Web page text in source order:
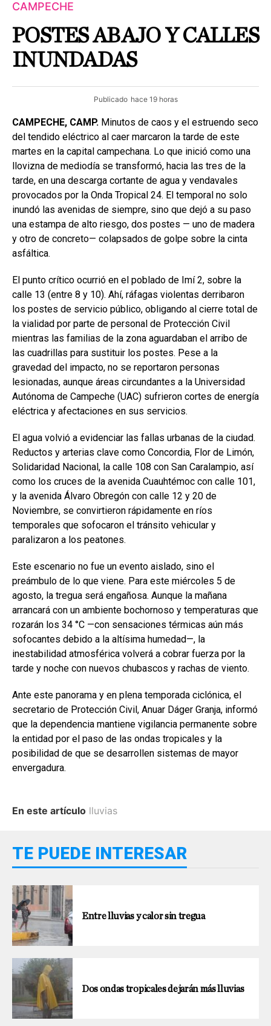
CAMPECHE
POSTES ABAJO Y CALLES
INUNDADAS
Publicado hace 19 horas
CAMPECHE, CAMP. Minutos de caos y el estruendo seco
del tendido eléctrico al caer marcaron la tarde de este
martes en la capital campechana. Lo que inició como una
llovizna de mediodía se transformó, hacia las tres de la
tarde, en una descarga cortante de agua y vendavales
provocados por la Onda Tropical 24. El temporal no solo
inundó las avenidas de siempre, sino que dejó a su paso
una estampa de alto riesgo, dos postes — uno de madera
y otro de concreto— colapsados de golpe sobre la cinta
asfáltica.
El punto crítico ocurrió en el poblado de Imí 2, sobre la
calle 13 (entre 8 y 10). Ahí, ráfagas violentas derribaron
los postes de servicio público, obligando al cierre total de
la vialidad por parte de personal de Protección Civil
mientras las familias de la zona aguardaban el arribo de
las cuadrillas para sustituir los postes. Pese a la
gravedad del impacto, no se reportaron personas
lesionadas, aunque áreas circundantes a la Universidad
Autónoma de Campeche (UAC) sufrieron cortes de energía
eléctrica y afectaciones en sus servicios.
El agua volvió a evidenciar las fallas urbanas de la ciudad.
Reductos y arterias clave como Concordia, Flor de Limón,
Solidaridad Nacional, la calle 108 con San Caralampio, así
como los cruces de la avenida Cuauhtémoc con calle 101,
y la avenida Álvaro Obregón con calle 12 y 20 de
Noviembre, se convirtieron rápidamente en ríos
temporales que sofocaron el tránsito vehicular y
paralizaron a los peatones.
Este escenario no fue un evento aislado, sino el
preámbulo de lo que viene. Para este miércoles 5 de
agosto, la tregua será engañosa. Aunque la mañana
arrancará con un ambiente bochornoso y temperaturas que
rozarán los 34 °C —con sensaciones térmicas aún más
sofocantes debido a la altísima humedad—, la
inestabilidad atmosférica volverá a cobrar fuerza por la
tarde y noche con nuevos chubascos y rachas de viento.
Ante este panorama y en plena temporada ciclónica, el
secretario de Protección Civil, Anuar Dáger Granja, informó
que la dependencia mantiene vigilancia permanente sobre
la entidad por el paso de las ondas tropicales y la
posibilidad de que se desarrollen sistemas de mayor
envergadura.
En este artículo lluvias
TE PUEDE INTERESAR
Entre lluvias y calor sin tregua
Dos ondas tropicales dejarán más lluvias